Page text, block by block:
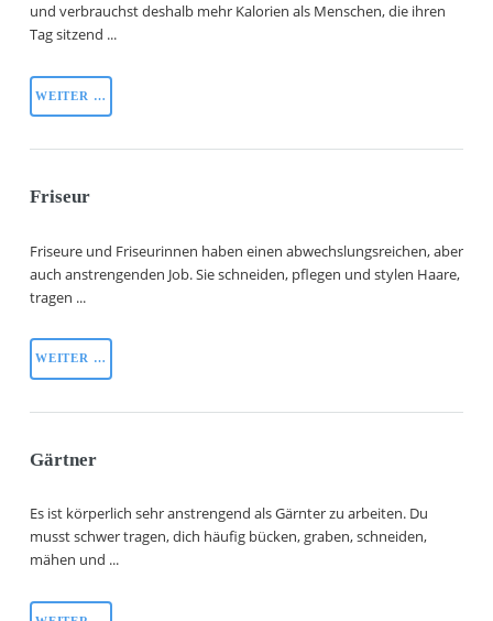
und verbrauchst deshalb mehr Kalorien als Menschen, die ihren
Tag sitzend ...
WEITER …
Friseur
Friseure und Friseurinnen haben einen abwechslungsreichen, aber
auch anstrengenden Job. Sie schneiden, pflegen und stylen Haare,
tragen ...
WEITER …
Gärtner
Es ist körperlich sehr anstrengend als Gärnter zu arbeiten. Du
musst schwer tragen, dich häufig bücken, graben, schneiden,
mähen und ...